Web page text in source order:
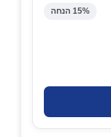
15% הנחה